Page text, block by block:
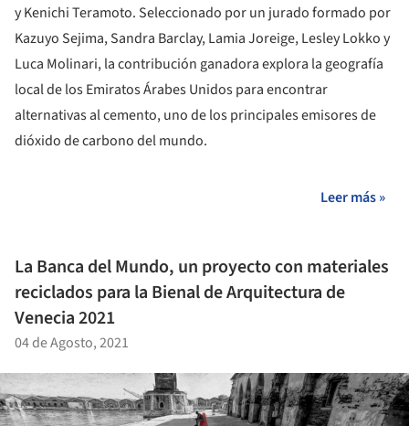
y Kenichi Teramoto. Seleccionado por un jurado formado por
Kazuyo Sejima, Sandra Barclay, Lamia Joreige, Lesley Lokko y
Luca Molinari, la contribución ganadora explora la geografía
local de los Emiratos Árabes Unidos para encontrar
alternativas al cemento, uno de los principales emisores de
dióxido de carbono del mundo.
Leer más »
La Banca del Mundo, un proyecto con materiales
reciclados para la Bienal de Arquitectura de
Venecia 2021
04 de Agosto, 2021